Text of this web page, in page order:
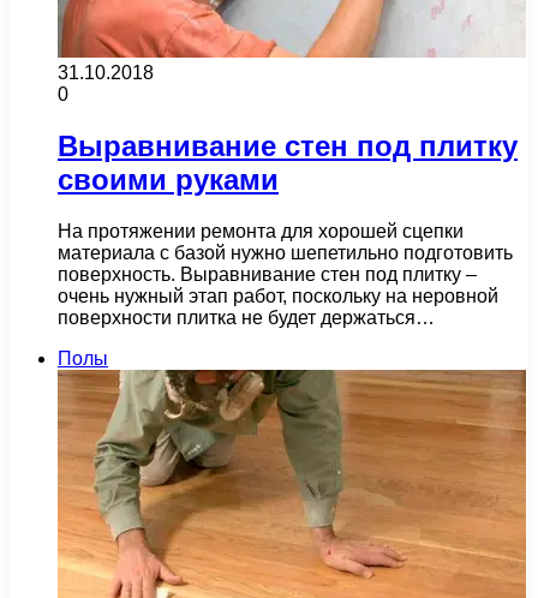
31.10.2018
0
Выравнивание стен под плитку
своими руками
На протяжении ремонта для хорошей сцепки
материала с базой нужно шепетильно подготовить
поверхность. Выравнивание стен под плитку –
очень нужный этап работ, поскольку на неровной
поверхности плитка не будет держаться…
Полы